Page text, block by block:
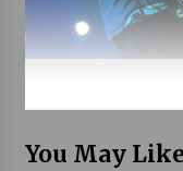
You May